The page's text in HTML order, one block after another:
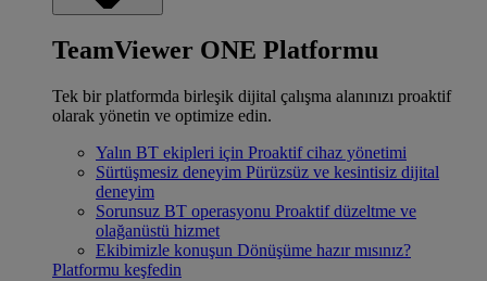
TeamViewer ONE Platformu
Tek bir platformda birleşik dijital çalışma alanınızı proaktif
olarak yönetin ve optimize edin.
Yalın BT ekipleri için Proaktif cihaz yönetimi
Sürtüşmesiz deneyim Pürüzsüz ve kesintisiz dijital
deneyim
Sorunsuz BT operasyonu Proaktif düzeltme ve
olağanüstü hizmet
Ekibimizle konuşun Dönüşüme hazır mısınız?
Platformu keşfedin